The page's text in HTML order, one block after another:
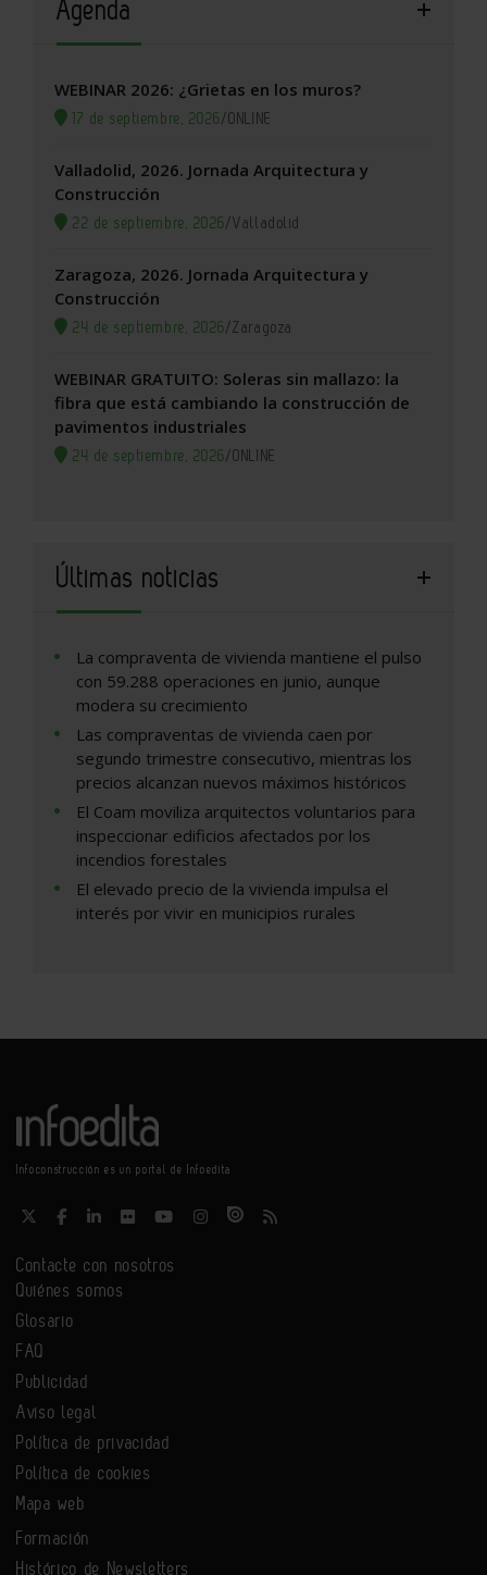
Agenda
WEBINAR 2026: ¿Grietas en los muros?
17 de septiembre, 2026/ONLINE
Valladolid, 2026. Jornada Arquitectura y
Construcción
22 de septiembre, 2026/Valladolid
Zaragoza, 2026. Jornada Arquitectura y
Construcción
24 de septiembre, 2026/Zaragoza
WEBINAR GRATUITO: Soleras sin mallazo: la
fibra que está cambiando la construcción de
pavimentos industriales
24 de septiembre, 2026/ONLINE
Últimas noticias
La compraventa de vivienda mantiene el pulso
con 59.288 operaciones en junio, aunque
modera su crecimiento
Las compraventas de vivienda caen por
segundo trimestre consecutivo, mientras los
precios alcanzan nuevos máximos históricos
El Coam moviliza arquitectos voluntarios para
inspeccionar edificios afectados por los
incendios forestales
El elevado precio de la vivienda impulsa el
interés por vivir en municipios rurales
Infoconstrucción es un portal de Infoedita
Contacte con nosotros
Quiénes somos
Glosario
FAQ
Publicidad
Aviso legal
Política de privacidad
Política de cookies
Mapa web
Formación
Histórico de Newsletters